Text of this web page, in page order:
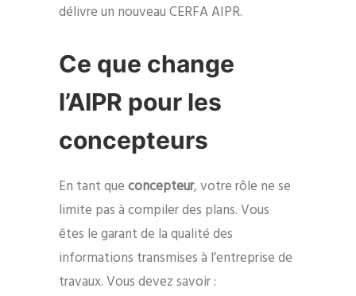
délivre un nouveau CERFA AIPR.
Ce que change
l’AIPR pour les
concepteurs
En tant queconcepteur, votre rôle ne se
limite pas à compiler des plans. Vous
êtes le garant de la qualité des
informations transmises à l’entreprise de
travaux. Vous devez savoir :